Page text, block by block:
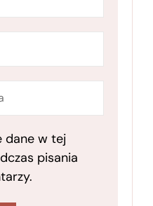
dane w tej
pisania